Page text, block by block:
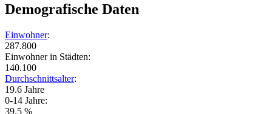
Demografische Daten
Einwohner:
287.800
Einwohner in Städten:
140.100
Durchschnittsalter:
19.6 Jahre
0-14 Jahre:
39.5 %